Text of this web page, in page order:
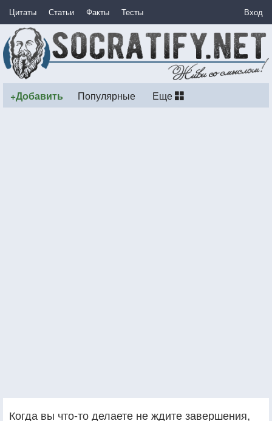
Цитаты Статьи Факты Тесты Вход
+Добавить Популярные Еще
Когда вы что-то делаете не ждите завершения,